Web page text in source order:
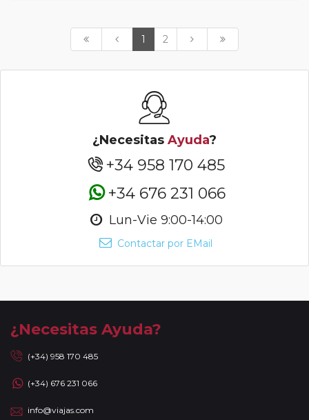
1 2
¿Necesitas Ayuda?
+34 958 170 485
+34 676 231 066
Lun-Vie 9:00-14:00
Contactar por EMail
¿Necesitas Ayuda?
(+34) 958 170 485
(+34) 676 231 066
info@viajas.com